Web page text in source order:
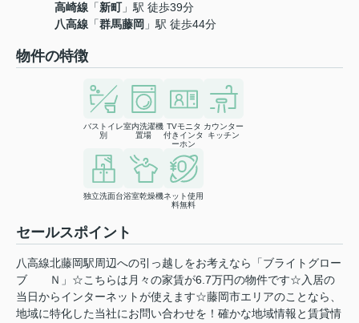
高崎線 「新町」駅 徒歩39分
八高線 「群馬藤岡 」駅 徒歩44分
物件の特徴
バストイレ
別
室内洗濯機
置場
TVモニタ
付きインタ
ーホン
カウンター
キッチン
独立洗面台浴室乾燥機ネット使用
料無料
セールスポイント
八高線北藤岡駅周辺への引っ越しをお考えなら「ブライトグロー
ブ Ｎ」☆こちらは月々の家賃が6.7万円の物件です☆入居の
当日からインターネットが使えます☆藤岡市エリアのことなら、
地域に特化した当社にお問い合わせを！確かな地域情報と賃貸情